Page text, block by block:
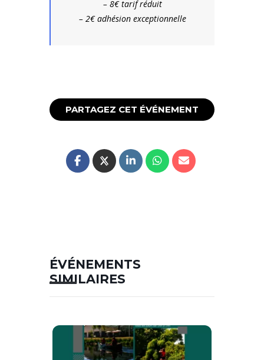
– 8€ tarif réduit
– 2€ adhésion exceptionnelle
PARTAGEZ CET ÉVÉNEMENT
ÉVÉNEMENTS
SIMILAIRES